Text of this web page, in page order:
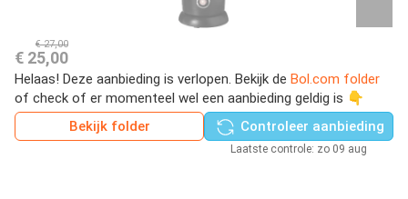
€ 27,00
€ 25,00
Helaas! Deze aanbieding is verlopen. Bekijk de Bol.com folder
of check of er momenteel wel een aanbieding geldig is 👇
Bekijk folder
Controleer aanbieding
Laatste controle: zo 09 aug